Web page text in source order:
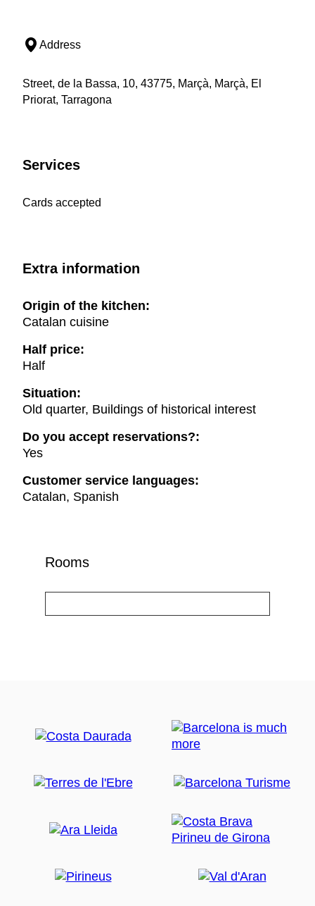
Address
Street, de la Bassa, 10, 43775, Marçà, Marçà, El
Priorat, Tarragona
Services
Cards accepted
Extra information
Origin of the kitchen:
Catalan cuisine
Half price:
Half
Situation:
Old quarter, Buildings of historical interest
Do you accept reservations?:
Yes
Customer service languages:
Catalan, Spanish
Rooms